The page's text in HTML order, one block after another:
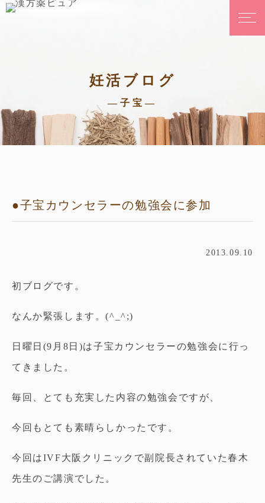
妊活ブログ
—子宝—
●子宝カウンセラーの勉強会に参加
2013.09.10
初ブログです。
なんか緊張します。(^_^;)
日曜日(9月8日)は子宝カウンセラーの勉強会に行っ
てきました。
毎回、とても充実した内容の勉強会ですが、
今回もとても素晴らしかったです。
今回はIVF大阪クリニックで副院長されていた春木
先生のご講演でした。